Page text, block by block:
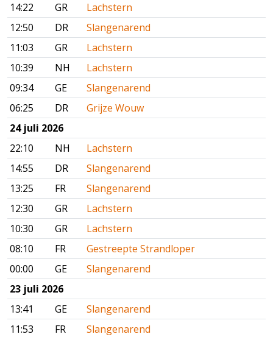
14:22
GR
Lachstern
12:50
DR
Slangenarend
11:03
GR
Lachstern
10:39
NH
Lachstern
09:34
GE
Slangenarend
06:25
DR
Grijze Wouw
24 juli 2026
22:10
NH
Lachstern
14:55
DR
Slangenarend
13:25
FR
Slangenarend
12:30
GR
Lachstern
10:30
GR
Lachstern
08:10
FR
Gestreepte Strandloper
00:00
GE
Slangenarend
23 juli 2026
13:41
GE
Slangenarend
11:53
FR
Slangenarend